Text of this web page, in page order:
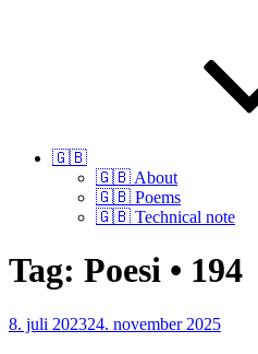
🇬🇧
🇬🇧 About
🇬🇧 Poems
🇬🇧 Technical note
Tag: Poesi • 194
Udgivet
8. juli 202324. november 2025